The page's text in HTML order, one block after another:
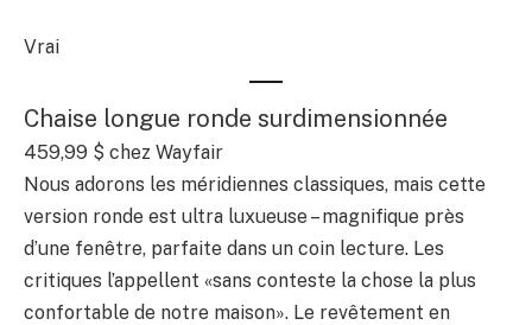
Vrai
Chaise longue ronde surdimensionnée
459,99 $ chez Wayfair
Nous adorons les méridiennes classiques, mais cette
version ronde est ultra luxueuse – magnifique près
d’une fenêtre, parfaite dans un coin lecture. Les
critiques l’appellent «sans conteste la chose la plus
confortable de notre maison». Le revêtement en